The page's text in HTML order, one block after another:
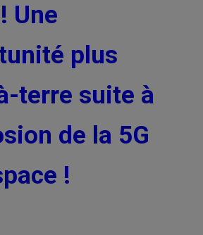
Une
plus
terre suite à
de la 5G
!